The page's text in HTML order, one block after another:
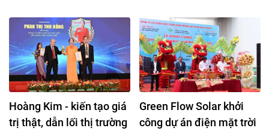
Hoàng Kim - kiến tạo giá
trị thật, dẫn lối thị trường
Green Flow Solar khởi
công dự án điện mặt trời